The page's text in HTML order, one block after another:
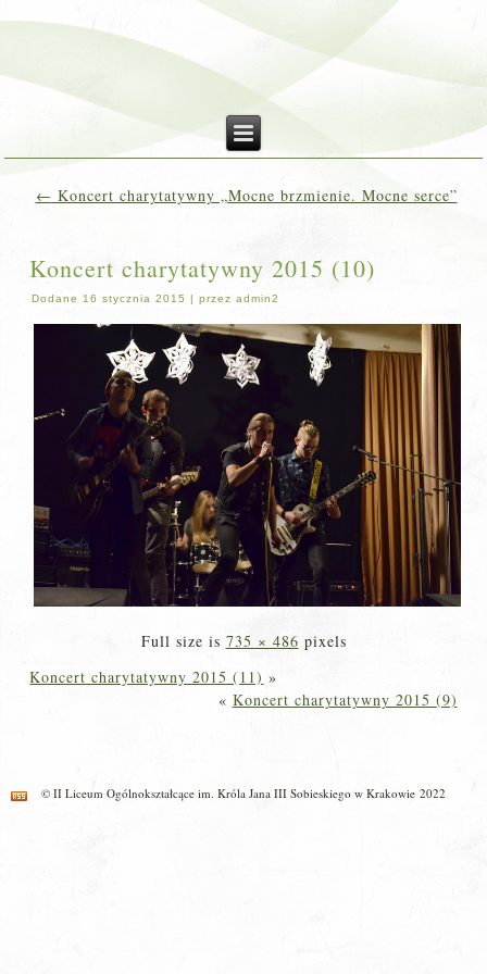
← Koncert charytatywny „Mocne brzmienie. Mocne serce”
Koncert charytatywny 2015 (10)
Dodane 16 stycznia 2015 |przez admin2
Full size is 735 × 486 pixels
Koncert charytatywny 2015 (11) »
« Koncert charytatywny 2015 (9)
© II Liceum Ogólnokształcące im. Króla Jana III Sobieskiego w Krakowie 2022